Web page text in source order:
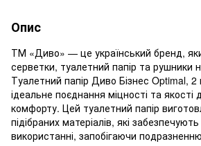
Опис
ТМ «Диво» — це український бренд,
серветки, туалетний папір та рушники
Туалетний папір Диво Бізнес Optimal,
ідеальне поєднання міцності та якості
комфорту. Цей туалетний папір
підібраних матеріалів, які
використанні, запобігаючи